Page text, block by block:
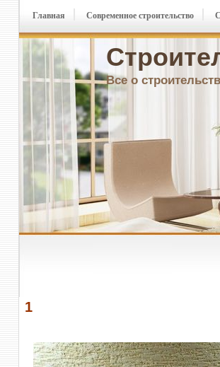
Все о
Главная Современное строительство
1